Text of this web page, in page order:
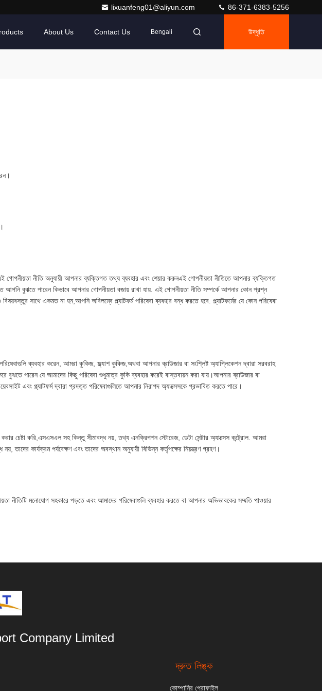
lixuanfeng01@aliyun.com 86-371-6383-5256
About Us Contact Us Bengali উদ্ধৃতি
গোপনীয়তা নীতি অনুযায়ী আপনার ব্যক্তিগত তথ্য ব্যবহার এবং শেয়ার করুনএই গোপনীয়তা নীতিতে আপনার ব্যক্তিগত
আপনি বুঝতে পারেন কিভাবে আপনার গোপনীয়তা বজায় রাখা যায়. এই গোপনীয়তা নীতি সম্পর্কে আপনার কোন প্রশ্ন
সাথে একমত না হন,আপনি অবিলম্বে প্ল্যাটফর্ম পরিষেবা ব্যবহার বন্ধ করতে হবে. প্ল্যাটফর্মের যে কোন পরিষেবা
ব্যবহার করেন, আমরা কুকিজ, ফ্ল্যাশ কুকিজ,অথবা আপনার ব্রাউজার বা সংশ্লিষ্ট অ্যাপ্লিকেশন দ্বারা সরবরাহ
পারেন যে আমাদের কিছু পরিষেবা শুধুমাত্র কুকি ব্যবহার করেই বাস্তবায়ন করা যায়।আপনার ব্রাউজার বা
এবং প্ল্যাটফর্ম দ্বারা প্রদত্ত পরিষেবাগুলিতে আপনার নিরাপদ অ্যাক্সেসকে প্রভাবিত করতে পারে।
চেষ্টা করি,এসএসএল সহ কিন্তু সীমাবদ্ধ নয়, তথ্য এনক্রিপশন স্টোরেজ, ডেটা সেন্টার অ্যাক্সেস কন্ট্রোল. আমরা
তাদের কার্যক্রম পর্যবেক্ষণ এবং তাদের অবস্থান অনুযায়ী বিভিন্ন কর্তৃপক্ষের নিয়ন্ত্রণ গ্রহণ।
মনোযোগ সহকারে পড়তে এবং আমাদের পরিষেবাগুলি ব্যবহার করতে বা আপনার অভিভাবকের সম্মতি পাওয়ার
Company Limited
দ্রুত লিঙ্ক
কোম্পানির প্রোফাইল